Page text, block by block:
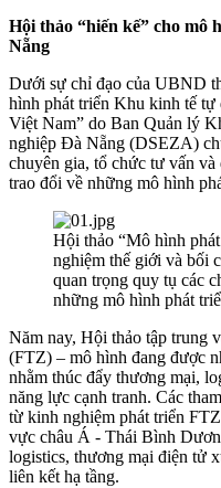
Hội thảo “hiến kế” cho
Nẵng
Dưới sự chỉ đạo của UBND
hình phát triển Khu kinh tế
Việt Nam” do Ban Quản lý
nghiệp Đà Nẵng (DSEZA)
chuyên gia, tổ chức tư vấn
trao đổi về những mô hình
Hội thảo “Mô hình
nghiệm thế giới và bối
quan trọng quy tụ các
những mô hình phát
Năm nay, Hội thảo tập trung
(FTZ) – mô hình đang được
nhằm thúc đẩy thương mại,
năng lực cạnh tranh. Các
từ kinh nghiệm phát triển
vực châu Á - Thái Bình
logistics, thương mại điện tử
liên kết hạ tầng.